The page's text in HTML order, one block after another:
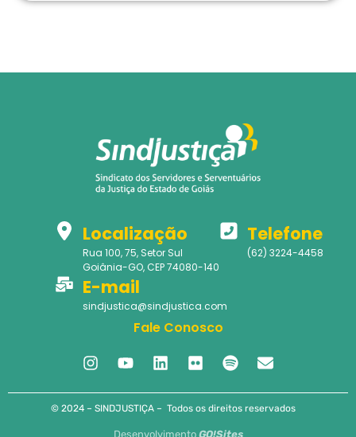
Localização
Rua 100, 75, Setor Sul
Goiânia-GO, CEP 74080-140
Telefone
(62) 3224-4458
E-mail
sindjustica@sindjustica.com
Fale Conosco
© 2024 – SINDJUSTIÇA – Todos os direitos reservados
Desenvolvimento GO!Sites